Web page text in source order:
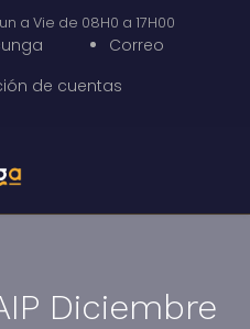
a Vie de 08H0 a 17H00
Correo
de cuentas
Diciembre